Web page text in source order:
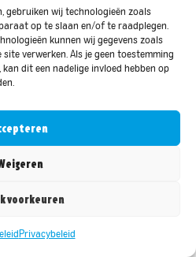
gebruiken wij technologieën zoals
op te slaan en/of te raadplegen.
kunnen wij gegevens zoals
verwerken. Als je geen toestemming
dit een nadelige invloed hebben op
voorkeuren
Privacybeleid